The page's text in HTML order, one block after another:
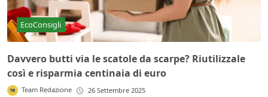
EcoConsigli
Davvero butti via le scatole da scarpe? Riutilizzale
così e risparmia centinaia di euro
Team Redazione 26 Settembre 2025